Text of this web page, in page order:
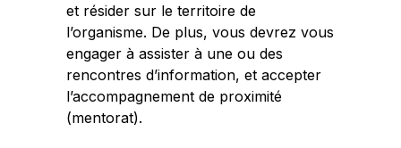
et résider sur le territoire de
l’organisme. De plus, vous devrez vous
engager à assister à une ou des
rencontres d’information, et accepter
l’accompagnement de proximité
(mentorat).